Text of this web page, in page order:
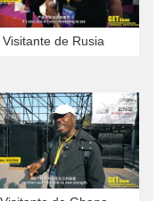
Visitante de Rusia